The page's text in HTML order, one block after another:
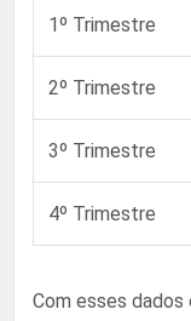
1º Trimestre
2º Trimestre
3º Trimestre
4º Trimestre
Com esses dados